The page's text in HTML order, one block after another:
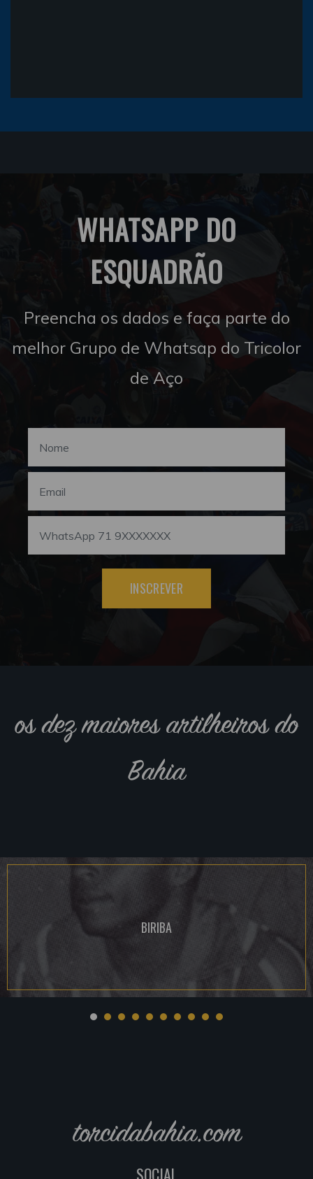
WHATSAPP DO
ESQUADRÃO
Preencha os dados e faça parte do
melhor Grupo de Whatsap do Tricolor
de Aço
INSCREVER
os dez maiores artilheiros do
Bahia
BIRIBA
torcidabahia.com
SOCIAL